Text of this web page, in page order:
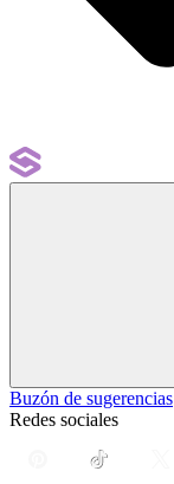
Buzón de sugerencias
Redes sociales